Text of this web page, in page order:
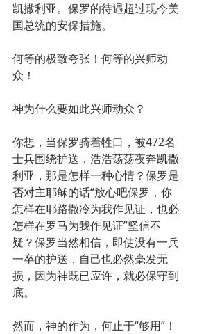
凯撒利亚。保罗的待遇超过现今美
国总统的安保措施。
何等的极致夸张！何等的兴师动
众！
神为什么要如此兴师动众？
你想，当保罗骑着牲口，被472名
士兵围绕护送，浩浩荡荡夜奔凯撒
利亚，那是怎样一种心情？保罗是
否对主耶稣的话“放心吧保罗，你
怎样在耶路撒冷为我作见证，也必
怎样在罗马为我作见证”坚信不
疑？保罗当然相信，即使没有一兵
一卒的护送，自己也必然毫发无
损，因为神既已应许，就必保守到
底。
然而，神的作为，何止于“够用”！